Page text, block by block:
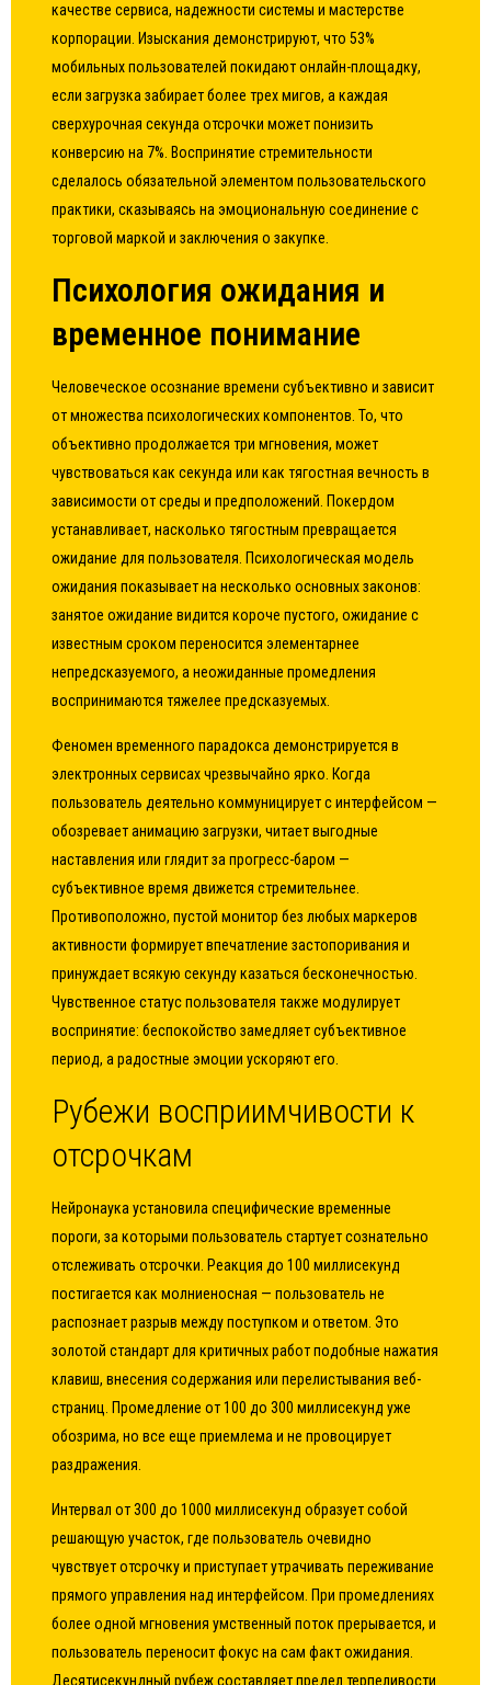
качестве сервиса, надежности системы и мастерстве
корпорации. Изыскания демонстрируют, что 53%
мобильных пользователей покидают онлайн-площадку,
если загрузка забирает более трех мигов, а каждая
сверхурочная секунда отсрочки может понизить
конверсию на 7%. Воспринятие стремительности
сделалось обязательной элементом пользовательского
практики, сказываясь на эмоциональную соединение с
торговой маркой и заключения о закупке.
Психология ожидания и
временное понимание
Человеческое осознание времени субъективно и зависит
от множества психологических компонентов. То, что
объективно продолжается три мгновения, может
чувствоваться как секунда или как тягостная вечность в
зависимости от среды и предположений. Покердом
устанавливает, насколько тягостным превращается
ожидание для пользователя. Психологическая модель
ожидания показывает на несколько основных законов:
занятое ожидание видится короче пустого, ожидание с
известным сроком переносится элементарнее
непредсказуемого, а неожиданные промедления
воспринимаются тяжелее предсказуемых.
Феномен временного парадокса демонстрируется в
электронных сервисах чрезвычайно ярко. Когда
пользователь деятельно коммуницирует с интерфейсом —
обозревает анимацию загрузки, читает выгодные
наставления или глядит за прогресс-баром —
субъективное время движется стремительнее.
Противоположно, пустой монитор без любых маркеров
активности формирует впечатление застопоривания и
принуждает всякую секунду казаться бесконечностью.
Чувственное статус пользователя также модулирует
воспринятие: беспокойство замедляет субъективное
период, а радостные эмоции ускоряют его.
Рубежи восприимчивости к
отсрочкам
Нейронаука установила специфические временные
пороги, за которыми пользователь стартует сознательно
отслеживать отсрочки. Реакция до 100 миллисекунд
постигается как молниеносная — пользователь не
распознает разрыв между поступком и ответом. Это
золотой стандарт для критичных работ подобные нажатия
клавиш, внесения содержания или перелистывания веб-
страниц. Промедление от 100 до 300 миллисекунд уже
обозрима, но все еще приемлема и не провоцирует
раздражения.
Интервал от 300 до 1000 миллисекунд образует собой
решающую участок, где пользователь очевидно
чувствует отсрочку и приступает утрачивать переживание
прямого управления над интерфейсом. При промедлениях
более одной мгновения умственный поток прерывается, и
пользователь переносит фокус на сам факт ожидания.
Десятисекундный рубеж составляет предел терпеливости